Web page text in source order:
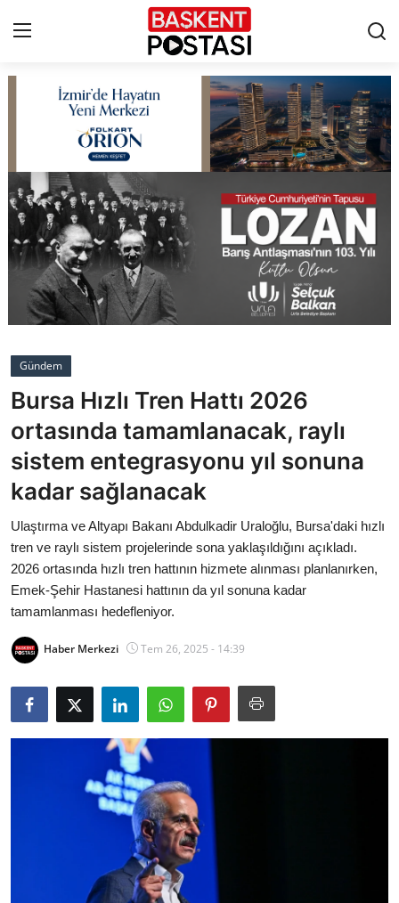
Çerez Politikası
Künye
Ankara
TBMM
Cumhurbaşkanlığı
Bakanlıklar
Siyasi Partiler
Toplum ve Yaşam
Sivil Toplum Kuruluşları
Kamu Kurumları ve Üst Kurullar
Resmi Reklamlar
Gündem
Bursa Hızlı Tren Hattı 2026
ortasında tamamlanacak, raylı
sistem entegrasyonu yıl sonuna
kadar sağlanacak
Ulaştırma ve Altyapı Bakanı Abdulkadir Uraloğlu, Bursa'daki hızlı
tren ve raylı sistem projelerinde sona yaklaşıldığını açıkladı.
2026 ortasında hızlı tren hattının hizmete alınması planlanırken,
Emek-Şehir Hastanesi hattının da yıl sonuna kadar
tamamlanması hedefleniyor.
Haber Merkezi Tem 26, 2025 - 14:39